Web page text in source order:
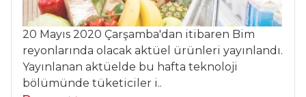
Köftesi
Paşa Meze
Kurutulmuş
Domatesli Tereyağı
20 Mayıs 2020 Çarşamba'dan itibaren Bim
reyonlarında olacak aktüel ürünleri yayınlandı.
Yayınlanan aktüelde bu hafta teknoloji
bölümünde tüketiciler i..